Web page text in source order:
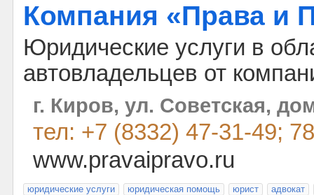
Компания «Права и
Юридические услуги в
автовладельцев от
г. Киров, ул. Советская,
тел: +7 (8332) 47-31-49;
www.pravaipravo.ru
юридические услуги юридическая помощь юрист
адвокат